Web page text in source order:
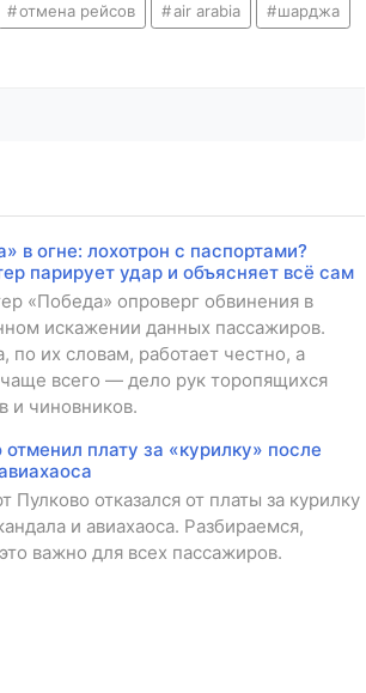
отмена рейсов air arabia шарджа
в огне: лохотрон с паспортами?
парирует удар и объясняет всё сам
«Победа» опроверг обвинения в
искажении данных пассажиров.
по их словам, работает честно, а
всего — дело рук торопящихся
и чиновников.
отменил плату за «курилку» после
Пулково отказался от платы за курилку
и авиахаоса. Разбираемся,
важно для всех пассажиров.